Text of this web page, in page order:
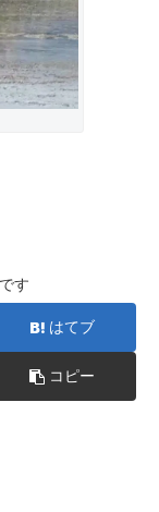
す
はてブ
コピー